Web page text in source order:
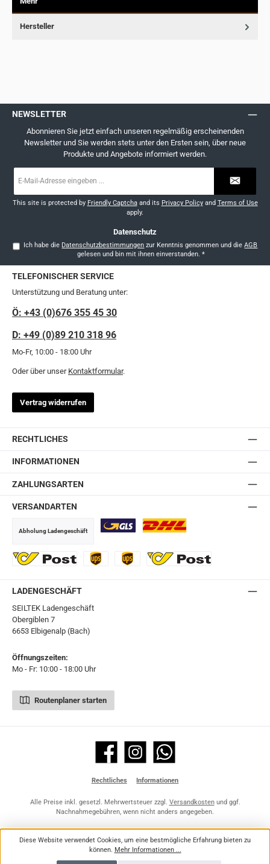
Hersteller
NEWSLETTER
Abonnieren Sie jetzt einfach unseren regelmäßig erscheinenden
Newsletter und Sie werden stets unter den Ersten sein, über neue
Produkte und Angebote informiert werden.
Mail-
*
This site is protected by Friendly Captchaand its Privacy Policyand Terms of Use
apply.
Datenschutz
Ich habe die Datenschutzbestimmungen zur Kenntnis genommen und dieAGB
gelesen und bin mit ihnen einverstanden. *
TELEFONISCHER SERVICE
Unterstützung und Beratung unter:
Ö: +43 (0)676 355 45 30
D: +49 (0)89 210 318 96
Mo-Fr, 10:00 - 18:00 Uhr
Oder über unser Kontaktformular.
Vertrag widerrufen
RECHTLICHES
INFORMATIONEN
ZAHLUNGSARTEN
VERSANDARTEN
Abholung Ladengeschäft
LADENGESCHÄFT
SEILTEK Ladengeschäft
Obergiblen 7
6653 Elbigenalp (Bach)
Öffnungszeiten:
Mo - Fr: 10:00 - 18:00 Uhr
Routenplaner starten
Facebook Instagram WhatsApp
Rechtliches Informationen
Alle Preise inkl. gesetzl. Mehrwertsteuer zzgl. Versandkostenund ggf.
Nachnahmegebühren, wenn nicht anders angegeben.
Diese Website verwendet Cookies, um eine bestmögliche Erfahrung bieten zu
können. Mehr Informationen ...